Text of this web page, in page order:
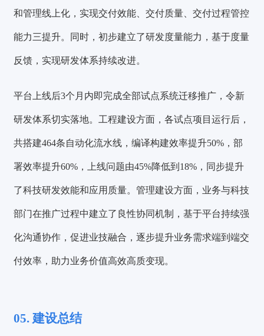
和管理线上化，实现交付效能、交付质量、交付过程管控
能力三提升。同时，初步建立了研发度量能力，基于度量
反馈，实现研发体系持续改进。
平台上线后3个月内即完成全部试点系统迁移推广，令新
研发体系切实落地。工程建设方面，各试点项目运行后，
共搭建464条自动化流水线，编译构建效率提升50%，部
署效率提升60%，上线问题由45%降低到18%，同步提升
了科技研发效能和应用质量。管理建设方面，业务与科技
部门在推广过程中建立了良性协同机制，基于平台持续强
化沟通协作，促进业技融合，逐步提升业务需求端到端交
付效率，助力业务价值高效高质变现。
05. 建设总结